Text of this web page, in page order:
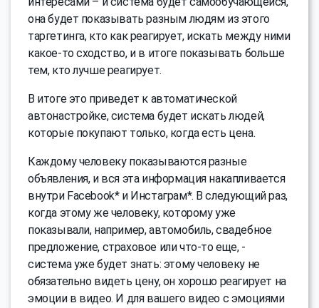
она будет показывать разным людям из этого
таргетинга, кто как реагирует, искать между ними
какое-то сходство, и в итоге показывать больше
тем, кто лучше реагирует.
В итоге это приведет к автоматической
автонастройке, система будет искать людей,
которые покупают только, когда есть цена.
Каждому человеку показываются разные
объявления, и вся эта информация накапливается
внутри Facebook* и Инстаграм*. В следующий раз,
когда этому же человеку, которому уже
показывали, например, автомобиль, свадебное
предложение, страховое или что-то еще, -
система уже будет знать: этому человеку не
обязательно видеть цену, он хорошо реагирует на
эмоции в видео. И для вашего видео с эмоциями